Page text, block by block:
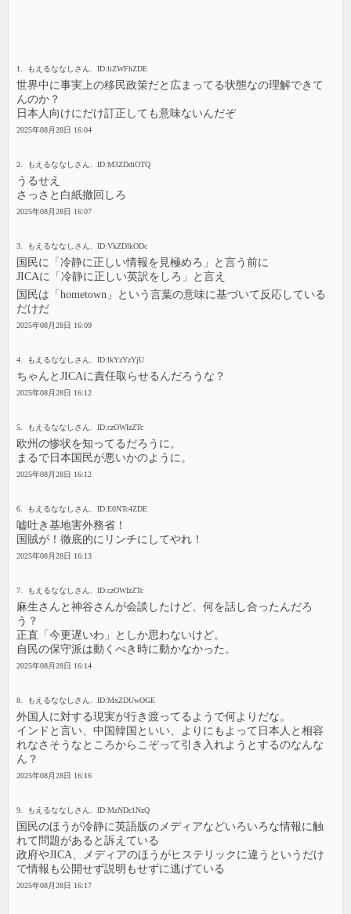
1. もえるななしさん. ID:liZWFhZDE
世界中に事実上の移民政策だと広まってる状態なの理解できて
んのか？
日本人向けにだけ訂正しても意味ないんだぞ
2025年08月28日 16:04
2. もえるななしさん. ID:M3ZDdiOTQ
うるせえ
さっさと白紙撤回しろ
2025年08月28日 16:07
3. もえるななしさん. ID:VkZDlkODc
国民に「冷静に正しい情報を見極めろ」と言う前に
JICAに「冷静に正しい英訳をしろ」と言え
国民は「hometown」という言葉の意味に基づいて反応している
だけだ
2025年08月28日 16:09
4. もえるななしさん. ID:lkYzYzYjU
ちゃんとJICAに責任取らせるんだろうな？
2025年08月28日 16:12
5. もえるななしさん. ID:czOWIzZTc
欧州の惨状を知ってるだろうに。
まるで日本国民が悪いかのように。
2025年08月28日 16:12
6. もえるななしさん. ID:E0NTc4ZDE
嘘吐き基地害外務省！
国賊が！徹底的にリンチにしてやれ！
2025年08月28日 16:13
7. もえるななしさん. ID:czOWIzZTc
麻生さんと神谷さんが会談したけど、何を話し合ったんだろ
う？
正直「今更遅いわ」としか思わないけど。
自民の保守派は動くべき時に動かなかった。
2025年08月28日 16:14
8. もえるななしさん. ID:MxZDUwOGE
外国人に対する現実が行き渡ってるようで何よりだな。
インドと言い、中国韓国といい、よりにもよって日本人と相容
れなさそうなところからこぞって引き入れようとするのなんな
ん？
2025年08月28日 16:16
9. もえるななしさん. ID:MzNDc1NzQ
国民のほうが冷静に英語版のメディアなどいろいろな情報に触
れて問題があると訴えている
政府やJICA、メディアのほうがヒステリックに違うというだけ
で情報も公開せず説明もせずに逃げている
2025年08月28日 16:17